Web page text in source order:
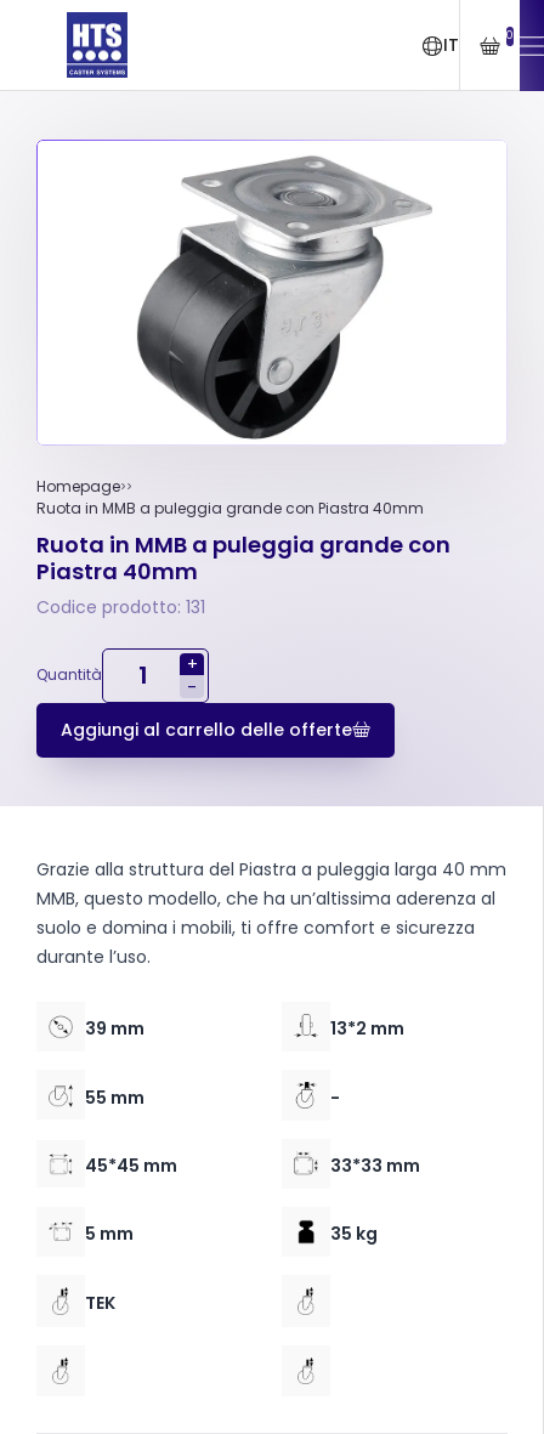
IT 0
Homepage
Ruota in MMB a puleggia grande con Piastra 40mm
Ruota in MMB a puleggia grande con
Piastra 40mm
Codice prodotto: 131
Quantità
+
-
Aggiungi al carrello delle offerte
Grazie alla struttura del Piastra a puleggia larga 40 mm
MMB, questo modello, che ha un’altissima aderenza al
suolo e domina i mobili, ti offre comfort e sicurezza
durante l’uso.
39 mm 13*2 mm
55 mm -
45*45 mm 33*33 mm
5 mm 35 kg
TEK